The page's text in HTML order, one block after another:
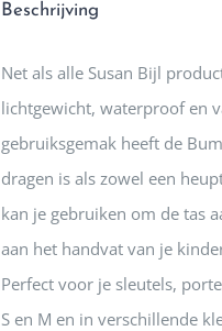
Beschrijving
Net als alle Susan Bijl
lichtgewicht, waterproof en
gebruiksgemak heeft de
dragen is als zowel een
kan je gebruiken om de tas
aan het handvat van je
Perfect voor je sleutels,
S en M en in verschillende